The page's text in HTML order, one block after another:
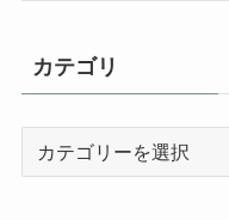
カテゴリ